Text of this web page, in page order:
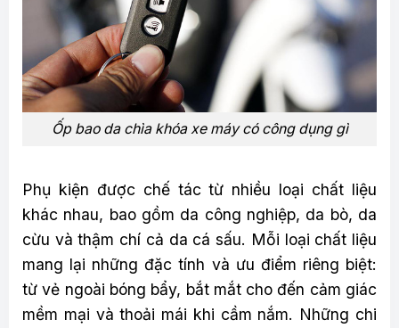
Ốp bao da chìa khóa xe máy có công dụng gì
Phụ kiện được chế tác từ nhiều loại chất liệu
khác nhau, bao gồm da công nghiệp, da bò, da
cừu và thậm chí cả da cá sấu. Mỗi loại chất liệu
mang lại những đặc tính và ưu điểm riêng biệt:
từ vẻ ngoài bóng bẩy, bắt mắt cho đến cảm giác
mềm mại và thoải mái khi cầm nắm. Những chi